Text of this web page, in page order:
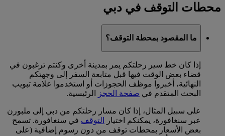
محطات التوقف في دبي
ما المقصود بمحطة التوقف؟
إذا كان خط سير رحلتكم يمر بمدينة أخرى وكنتم ترغبون في
قضاء بعض الوقت فيها قبل متابعة السفر إلى وجهتكم
النهائية، أخبروا موظف الحجوزات أو استخدموا علامة تبويب
البحث المتقدم في صفحة الحجز الرئيسية.
على سبيل المثال، إذا كان مسار رحلتكم من دبي إلى ملبورن
عبر سنغافورة، يمكنكم اختيار
التوقف في سنغافورة. تسمح
بعض الأسعار بمحطات توقف من دون رسوم إضافية (على